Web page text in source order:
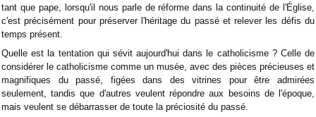
tant que pape, lorsqu'il nous parle de réforme dans la continuité de l'Église,
c'est précisément pour préserver l'héritage du passé et relever les défis du
temps présent.
Quelle est la tentation qui sévit aujourd'hui dans le catholicisme ? Celle de
considérer le catholicisme comme un musée, avec des pièces précieuses et
magnifiques du passé, figées dans des vitrines pour être admirées
seulement, tandis que d'autres veulent répondre aux besoins de l'époque,
mais veulent se débarrasser de toute la préciosité du passé.